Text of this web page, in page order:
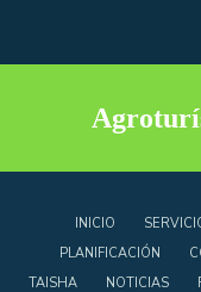
INICIO
PLANIFICACIÓN
TAISHA
NOTICIAS